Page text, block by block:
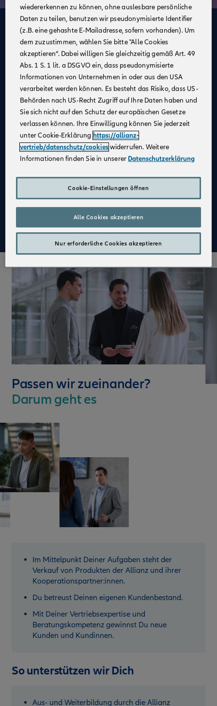
Deine Vorteile
im Vertrieb der Allianz
Allianz als starker Partnerundstarke Marke
Kein großer Kostenblock , da keine Agentur
notwendig
Fester Kundenstamm
Digitale Verkaufsinstrumente
KostenfreieUnterstützung durch
Fachspezialist:innen
Aufbau einerAltersvorsorge
QualifizierteWeiterbildung
Mehr zu Deinen Vorteilen im Vertrieb der Allianz
Passen wir zueinander?
Darum geht es
Im Mittelpunkt Deiner Aufgaben steht der
Verkauf von Produkten der Allianz und ihrer
Kooperationspartner:innen.
Du betreust Deinen eigenen Kundenbestand.
Mit Deiner Vertriebsexpertise und
Beratungskompetenz gewinnst Du neue
Kunden und Kundinnen.
So unterstützen wir Dich
Aus- und Weiterbildung durch die Allianz
wiedererkennen zu können, ohne auslesbare persönliche
Daten zu teilen, benutzen wir pseudonymisierte Identifier
(z.B. eine gehashte E-Mailadresse, sofern vorhanden). Um
dem zuzustimmen, wählen Sie bitte "Alle Cookies
akzeptieren“. Dabei willigen Sie gleichzeitig gemäß Art. 49
Abs. 1 S. 1 lit. a DSGVO ein, dass pseudonymisierte
Informationen von Unternehmen in oder aus den USA
verarbeitet werden können. Es besteht das Risiko, dass US-
Behörden nach US-Recht Zugriff auf Ihre Daten haben und
Sie sich nicht auf den Schutz der europäischen Gesetze
verlassen können. Ihre Einwilligung können Sie jederzeit
unter Cookie-Erklärung https://allianz-
vertrieb/datenschutz/cookieswiderrufen. Weitere
Informationen finden Sie in unserer Datenschutzerklärung
Cookie-Einstellungen öffnen
Nur erforderliche Cookies akzeptieren
Alle Cookies akzeptieren